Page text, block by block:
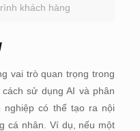
khách hàng
vai trò quan trọng trong
sử dụng AI và phân
nghiệp có thể tạo ra nội
cá nhân. Ví dụ, nếu một